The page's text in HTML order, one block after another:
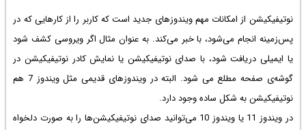
نوتیفیکیشن از امکانات مهم ویندوزهای جدید است که کاربر را از کارهایی که در
پس‌زمینه انجام می‌شود، با خبر می‌کند. به عنوان مثال اگر ویروسی کشف شود
یا ایمیلی دریافت شود، با صدای نوتیفیکیشن یا نمایش کادر نوتیفیکیشن در
گوشه‌ی صفحه مطلع می شود. البته در ویندوزهای قدیمی مثل ویندوز 7 هم
نوتیفیکیشن به شکل ساده وجود دارد.
در ویندوز 11 یا ویندوز 10 می‌توانید صدای نوتیفیکیشن‌ها را به صورت دلخواه